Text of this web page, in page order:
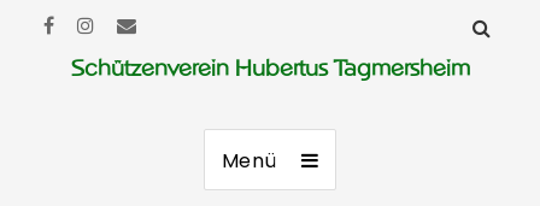
Schützenverein Hubertus Tagmersheim
Menü